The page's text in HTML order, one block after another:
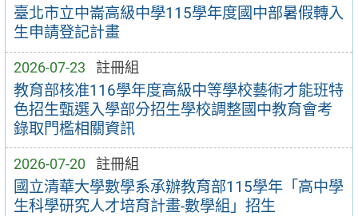
臺北市立中崙高級中學115學年度國中部暑假轉入
生申請登記計畫
2026-07-23 註冊組
教育部核准116學年度高級中等學校藝術才能班特
色招生甄選入學部分招生學校調整國中教育會考
錄取門檻相關資訊
2026-07-20 註冊組
國立清華大學數學系承辦教育部115學年「高中學
生科學研究人才培育計畫-數學組」招生